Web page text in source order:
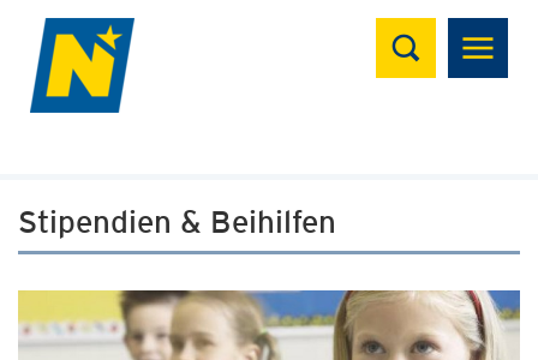
Suchen
Stipendien & Beihilfen